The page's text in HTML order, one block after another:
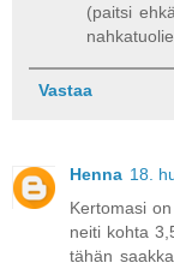
(paitsi
Vastaa
Henna 18.
Kertomasi
neiti kohta
tähän